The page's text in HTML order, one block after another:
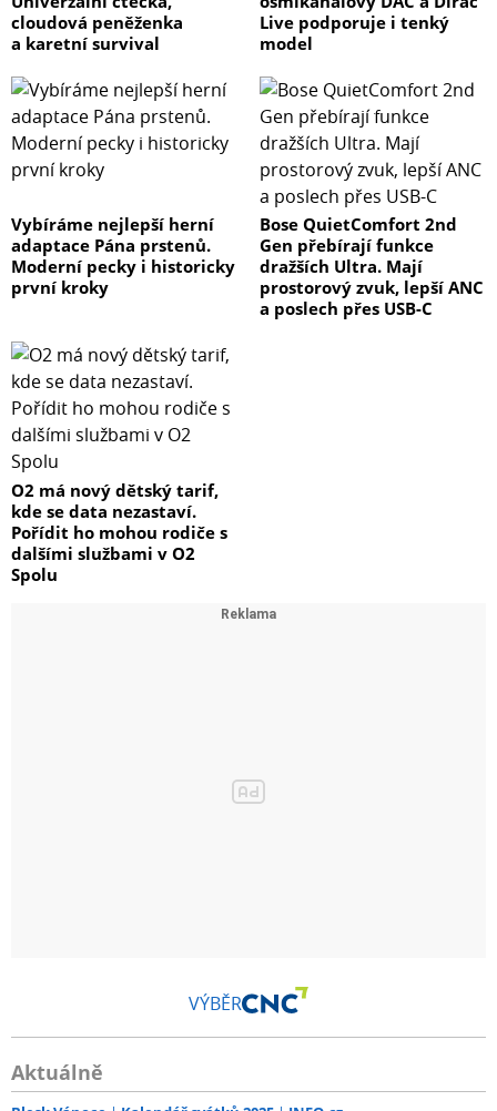
cloudová peněženka
a karetní survival
Live podporuje i tenký
model
Vybíráme nejlepší herní
adaptace Pána prstenů.
Moderní pecky i historicky
první kroky
Bose QuietComfort 2nd
Gen přebírají funkce
dražších Ultra. Mají
prostorový zvuk, lepší ANC
a poslech přes USB-C
O2 má nový dětský tarif,
kde se data nezastaví.
Pořídit ho mohou rodiče s
dalšími službami v O2
Spolu
VÝBĚR
Aktuálně